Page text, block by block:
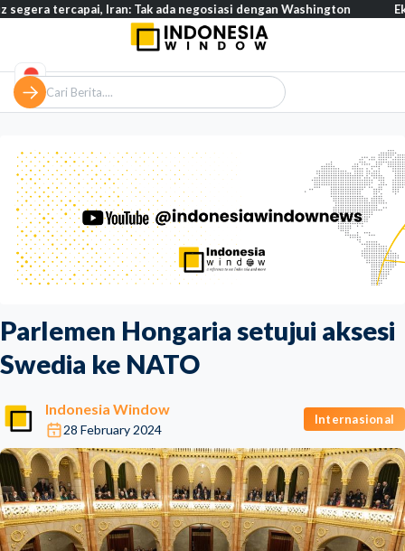
Parlemen Hongaria setujui aksesi
Swedia ke NATO
Indonesia Window
28 February 2024
Internasional
Iran: Tak ada negosiasi dengan Washington Eksodus